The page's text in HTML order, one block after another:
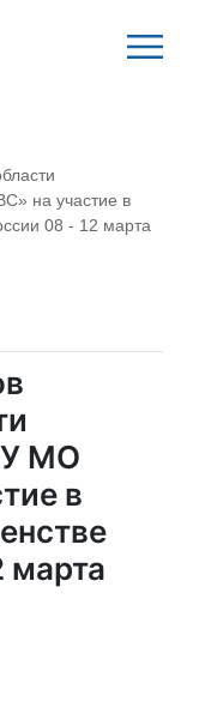
на участие в
08 - 12 марта
МО
в